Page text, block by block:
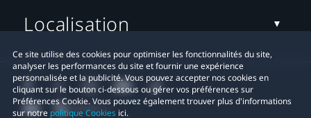
Ce site utilise des cookies pour optimiser les fonctionnalités du site,
analyser les performances du site et fournir une expérience
personnalisée et la publicité. Vous pouvez accepter nos cookies en
cliquant sur le bouton ci-dessous ou gérer vos préférences sur
Préférences Cookie. Vous pouvez également trouver plus d'informations
sur notre politique Cookies ici.
Localisation